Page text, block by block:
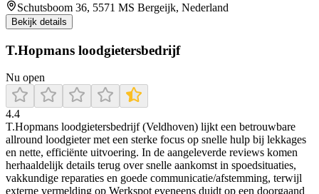
Schutsboom 36, 5571 MS Bergeijk, Nederland
Bekijk details
T.Hopmans loodgietersbedrijf
Nu open
4.4
T.Hopmans loodgietersbedrijf (Veldhoven) lijkt een betrouwbare
allround loodgieter met een sterke focus op snelle hulp bij lekkages
en nette, efficiënte uitvoering. In de aangeleverde reviews komen
herhaaldelijk details terug over snelle aankomst in spoedsituaties,
vakkundige reparaties en goede communicatie/afstemming, terwijl
externe vermelding op Werkspot eveneens duidt op een doorgaand